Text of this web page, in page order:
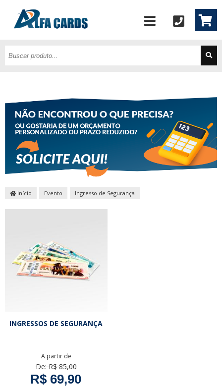
Início Evento Ingresso de Segurança
INGRESSOS DE SEGURANÇA
A partir de
De: R$ 85,00
R$ 69,90